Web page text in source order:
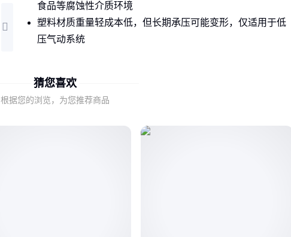
食品等腐蚀性介质环境
塑料材质重量轻成本低，但长期承压可能变形，仅适用于低
压气动系统
采购时需根据介质特性优先确认材质，再匹配系统最高工作压
猜您喜欢
根据您的浏览，为您推荐商品